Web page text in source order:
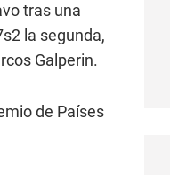
tras una
la segunda,
Galperin.
de Países